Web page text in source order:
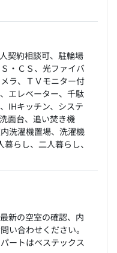
契約相談可、駐輪場
・ＣＳ、光ファイバ
ラ、ＴＶモニター付
エレベーター、千駄
IHキッチン、システ
面台、追い焚き機
洗濯機置場、洗濯機
らし、二人暮らし、
新の空室の確認、内
い合わせください。
ートはベステックス